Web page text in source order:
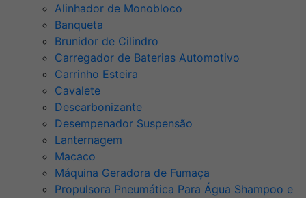
Alinhador de Monobloco
Banqueta
Brunidor de Cilindro
Carregador de Baterias Automotivo
Carrinho Esteira
Cavalete
Descarbonizante
Desempenador Suspensão
Lanternagem
Macaco
Máquina Geradora de Fumaça
Propulsora Pneumática Para Água Shampoo e